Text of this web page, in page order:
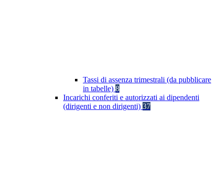
Tassi di assenza trimestrali (da pubblicare
in tabelle) 8
Incarichi conferiti e autorizzati ai dipendenti
(dirigenti e non dirigenti) 37